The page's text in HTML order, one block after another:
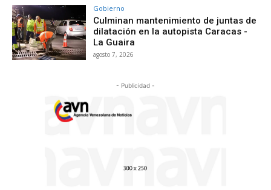
Gobierno
Culminan mantenimiento de juntas de
dilatación en la autopista Caracas -
La Guaira
agosto 7, 2026
- Publicidad -